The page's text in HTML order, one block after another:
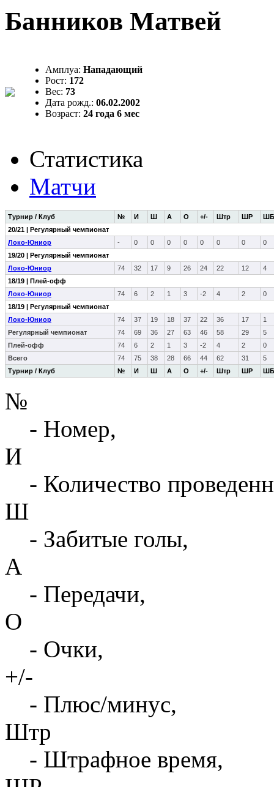
Банников Матвей
Амплуа: Нападающий
Рост: 172
Вес: 73
Дата рожд.: 06.02.2002
Возраст: 24 года 6 мес
Статистика
Матчи
Турнир / Клуб № И Ш А О +/- Штр ШР ШБ
Турнир / Клуб № И Ш А О +/- Штр ШР ШБ
20/21 | Регулярный чемпионат
Локо-Юниор
- 0 0 0 0 0 0 0
0
19/20 | Регулярный чемпионат
Локо-Юниор
74 32 17 9 26 24 22 12
4
18/19 | Плей-офф
Локо-Юниор
74 6 2 1 3 -2 4 2
0
18/19 | Регулярный чемпионат
Локо-Юниор
74 37 19 18 37 22 36 17
1
Регулярный чемпионат
74 69 36 27 63 46 58 29
5
Плей-офф
74 6 2 1 3 -2 4 2
0
Всего
74 75 38 28 66 44 62 31 5
№
- Номер,
И
- Количество
Ш
- Забитые голы,
А
- Передачи,
О
- Очки,
+/-
- Плюс/минус,
Штр
- Штрафное время,